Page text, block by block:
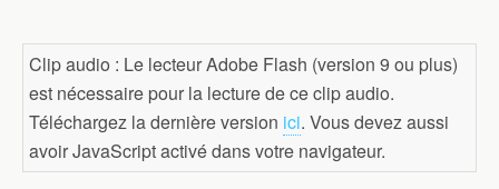
Clip audio : Le lecteur Adobe Flash (version 9 ou plus)
est nécessaire pour la lecture de ce clip audio.
Téléchargez la dernière version ici. Vous devez aussi
avoir JavaScript activé dans votre navigateur.